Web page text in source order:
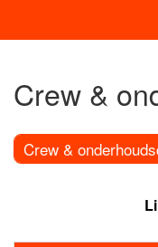
Crew &
Crew &